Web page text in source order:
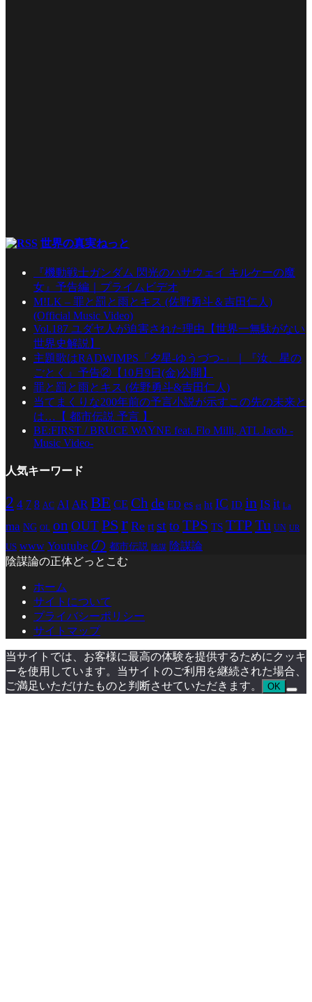
世界の真実ねっと
『機動戦士ガンダム 閃光のハサウェイ キルケーの魔
女』予告編｜プライムビデオ
M!LK – 罪と罰と雨とキス (佐野勇斗＆吉田仁人)
(Official Music Video)
Vol.187 ユダヤ人が迫害された理由【世界一無駄がない
世界史解説】
主題歌はRADWIMPS「夕星-ゆうづつ-」｜『汝、星の
ごとく』予告②【10月9日(金)公開】
罪と罰と雨とキス (佐野勇斗&吉田仁人)
当てまくりな200年前の予言小説が示すこの先の未来と
は…【 都市伝説 予言 】
BE:FIRST / BRUCE WAYNE feat. Flo Milli, ATL Jacob -
Music Video-
人気キーワード
2 4 7 8 AC AI AR BE CE Ch de ED es et ht IC ID in IS it La
ma NG OL on OUTPS r Re rt st to TPS TS TTPTu UN UR
US www Youtube の 都市伝説 陰謀 陰謀論
陰謀論の正体どっとこむ
ホーム
サイトについて
プライバシーポリシー
サイトマップ
当サイトでは、お客様に最高の体験を提供するためにクッキ
ーを使用しています。当サイトのご利用を継続された場合、
ご満足いただけたものと判断させていただきます。
OK